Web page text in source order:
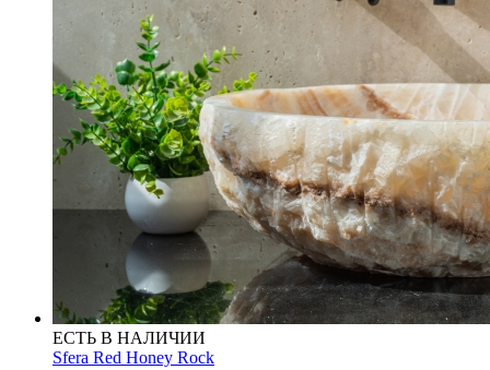
ЕСТЬ В НАЛИЧИИ
Sfera Red Honey Rock